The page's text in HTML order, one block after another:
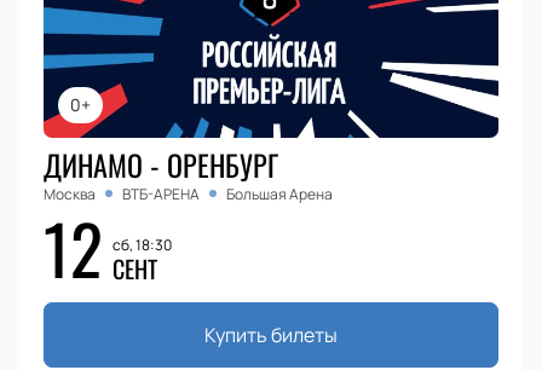
0+
ДИНАМО - ОРЕНБУРГ
Москва ВТБ-АРЕНА Большая Арена
12 сб, 18:30
СЕНТ
Купить билеты